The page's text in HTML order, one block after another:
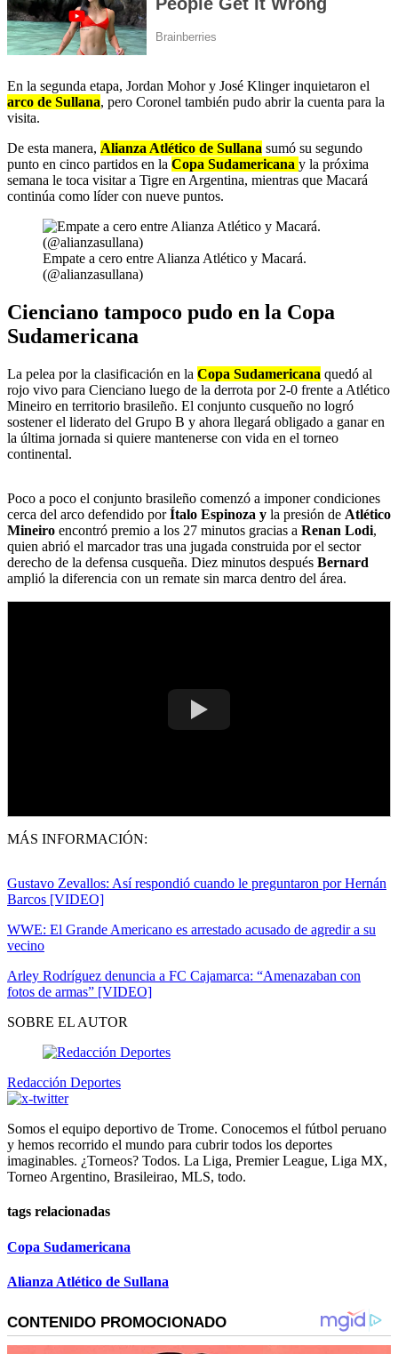
En la segunda etapa, Jordan Mohor y José Klinger inquietaron el
arco de Sullana, pero Coronel también pudo abrir la cuenta para la
visita.
De esta manera, Alianza Atlético de Sullana sumó su segundo
punto en cinco partidos en la Copa Sudamericana y la próxima
semana le toca visitar a Tigre en Argentina, mientras que Macará
continúa como líder con nueve puntos.
Empate a cero entre Alianza Atlético y Macará.
(@alianzasullana)
Cienciano tampoco pudo en la Copa
Sudamericana
La pelea por la clasificación en la Copa Sudamericana quedó al
rojo vivo para Cienciano luego de la derrota por 2-0 frente a Atlético
Mineiro en territorio brasileño. El conjunto cusqueño no logró
sostener el liderato del Grupo B y ahora llegará obligado a ganar en
la última jornada si quiere mantenerse con vida en el torneo
continental.
Poco a poco el conjunto brasileño comenzó a imponer condiciones
cerca del arco defendido porÍtalo Espinoza y la presión de Atlético
Mineiro encontró premio a los 27 minutos gracias a Renan Lodi,
quien abrió el marcador tras una jugada construida por el sector
derecho de la defensa cusqueña. Diez minutos después Bernard
amplió la diferencia con un remate sin marca dentro del área.
MÁS INFORMACIÓN:
Gustavo Zevallos: Así respondió cuando le preguntaron por Hernán
Barcos [VIDEO]
WWE: El Grande Americano es arrestado acusado de agredir a su
vecino
Arley Rodríguez denuncia a FC Cajamarca: “Amenazaban con
fotos de armas” [VIDEO]
SOBRE EL AUTOR
Redacción Deportes
Somos el equipo deportivo de Trome. Conocemos el fútbol peruano
y hemos recorrido el mundo para cubrir todos los deportes
imaginables. ¿Torneos? Todos. La Liga, Premier League, Liga MX,
Torneo Argentino, Brasileirao, MLS, todo.
tags relacionadas
Copa Sudamericana
Alianza Atlético de Sullana